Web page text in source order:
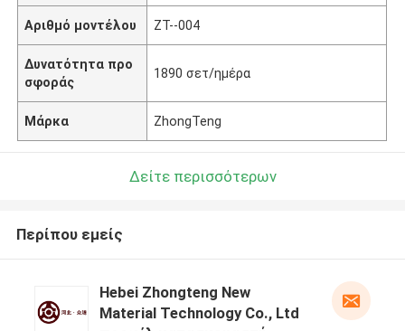
Αριθμό μοντέλου ZT--004
Δυνατότητα προ
σφοράς
1890 σετ/ημέρα
Μάρκα ZhongTeng
Δείτε περισσότερων
Περίπου εμείς
Hebei Zhongteng New
Material Technology Co., Ltd